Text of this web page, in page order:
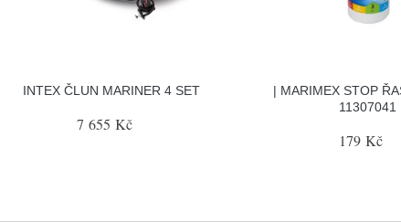
INTEX ČLUN MARINER 4 SET
7 655 Kč
| MARIMEX STOP
11307041
179 Kč